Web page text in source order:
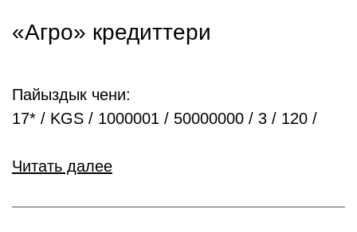
«Агро» кредиттери
Пайыздык чени:
17* / KGS / 1000001 / 50000000 / 3 / 120 /
Читать далее